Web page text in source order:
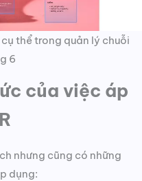
thể trong quản lý chuỗi
6
của việc áp
nhưng cũng có những
dụng: